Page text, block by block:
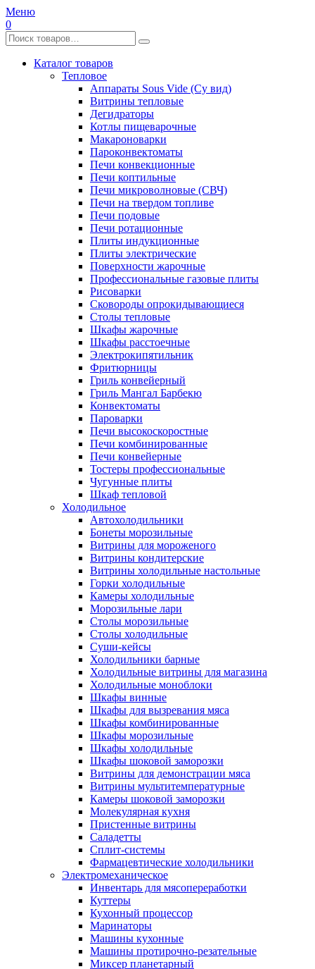
Меню
0
Каталог товаров
Тепловое
Аппараты Sous Vide (Су вид)
Витрины тепловые
Дегидраторы
Котлы пищеварочные
Макароноварки
Пароконвектоматы
Печи конвекционные
Печи коптильные
Печи микроволновые (СВЧ)
Печи на твердом топливе
Печи подовые
Печи ротационные
Плиты индукционные
Плиты электрические
Поверхности жарочные
Профессиональные газовые плиты
Рисоварки
Сковороды опрокидывающиеся
Столы тепловые
Шкафы жарочные
Шкафы расстоечные
Электрокипятильник
Фритюрницы
Гриль конвейерный
Гриль Мангал Барбекю
Конвектоматы
Пароварки
Печи высокоскоростные
Печи комбинированные
Печи конвейерные
Тостеры профессиональные
Чугунные плиты
Шкаф тепловой
Холодильное
Автохолодильники
Бонеты морозильные
Витрины для мороженого
Витрины кондитерские
Витрины холодильные настольные
Горки холодильные
Камеры холодильные
Морозильные лари
Столы морозильные
Столы холодильные
Суши-кейсы
Холодильники барные
Холодильные витрины для магазина
Холодильные моноблоки
Шкафы винные
Шкафы для вызревания мяса
Шкафы комбинированные
Шкафы морозильные
Шкафы холодильные
Шкафы шоковой заморозки
Витрины для демонстрации мяса
Витрины мультитемпературные
Камеры шоковой заморозки
Молекулярная кухня
Пристенные витрины
Саладетты
Сплит-системы
Фармацевтические холодильники
Электромеханическое
Инвентарь для мясопереработки
Куттеры
Кухонный процессор
Маринаторы
Машины кухонные
Машины протирочно-резательные
Миксер планетарный